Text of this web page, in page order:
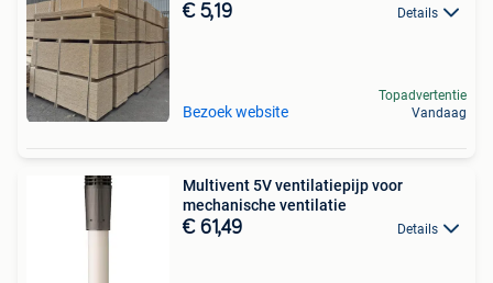
€ 5,19 Details
Bezoek website
Topadvertentie
Vandaag
Multivent 5V ventilatiepijp voor
mechanische ventilatie
€ 61,49 Details